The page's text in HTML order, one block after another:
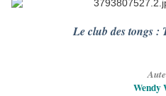
Le club des tongs :
Wendy